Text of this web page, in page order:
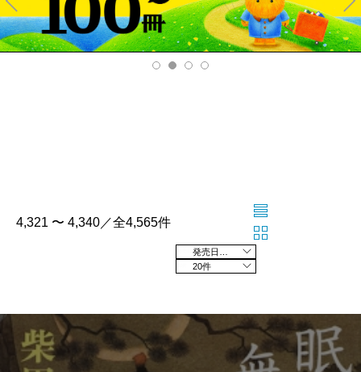
Pre
v
Ne
xt
4,321 〜 4,340／全4,565件
20件